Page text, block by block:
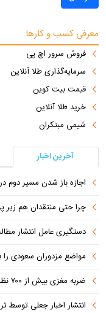
معرفی کسب و کارها
فروش سرور اچ پی
سرمایه‌گذاری طلا آنلاین
قیمت بیت کوین
خرید طلا آنلاین
شیمی مبتکران
آخرین اخبار
اجازه باز شدن مسیر دوم
چرا حتی منتقدان هم زیر
دستگیری عامل انتشار
مواضع مزدوران سعودی
ضربه مغزی بیش از ۷۰۰ نظامی آمریکایی در حملات ایران
انتشار اخبار جعلی